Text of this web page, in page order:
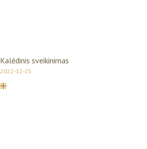
Kalėdinis sveikinimas
2022-12-25